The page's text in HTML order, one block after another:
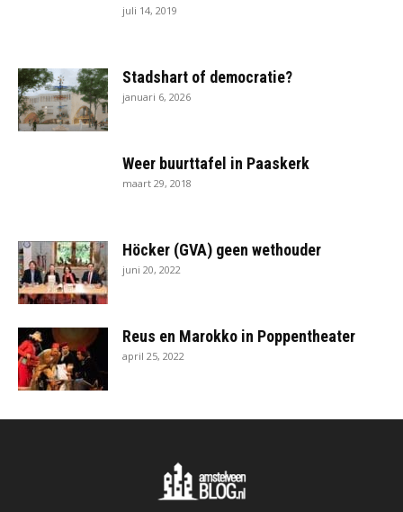
juli 14, 2019
Stadshart of democratie?
januari 6, 2026
Weer buurttafel in Paaskerk
maart 29, 2018
Höcker (GVA) geen wethouder
juni 20, 2022
Reus en Marokko in Poppentheater
april 25, 2022